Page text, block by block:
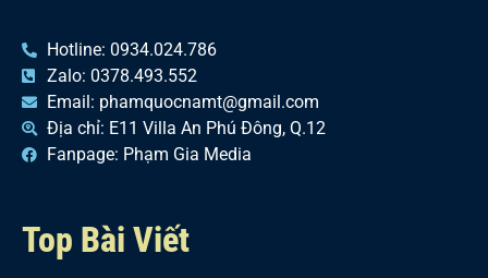
Hotline: 0934.024.786
Zalo: 0378.493.552
Email: phamquocnamt@gmail.com
Địa chỉ: E11 Villa An Phú Đông, Q.12
Fanpage: Phạm Gia Media
Top Bài Viết